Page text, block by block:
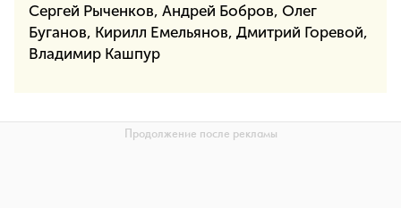
Сергей Рыченков, Андрей Бобров, Олег
Буганов, Кирилл Емельянов, Дмитрий Горевой,
Владимир Кашпур